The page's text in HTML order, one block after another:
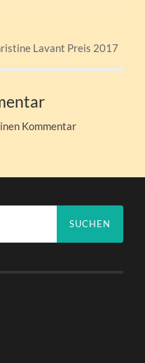
Lavant Preis 2017
Kommentar